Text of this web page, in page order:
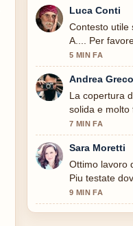
Luca Conti
Contesto utile
A.... Per
5 MIN FA
Andrea Greco
La copertura
solida e molto
7 MIN FA
Sara Moretti
Ottimo lavoro
Piu testate
9 MIN FA